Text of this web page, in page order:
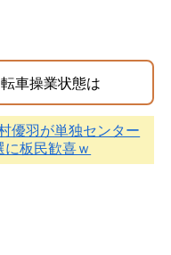
車操業状態は
優羽が単独センター
板民歓喜ｗ